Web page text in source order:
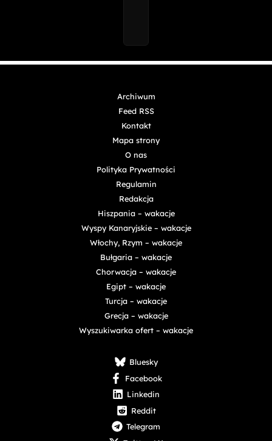
Archiwum
Feed RSS
Kontakt
Mapa strony
O nas
Polityka Prywatności
Regulamin
Redakcja
Hiszpania – wakacje
Wyspy Kanaryjskie – wakacje
Włochy, Rzym – wakacje
Bułgaria – wakacje
Chorwacja – wakacje
Egipt – wakacje
Turcja – wakacje
Grecja – wakacje
Wyszukiwarka ofert – wakacje
Bluesky
Facebook
Linkedin
Reddit
Telegram